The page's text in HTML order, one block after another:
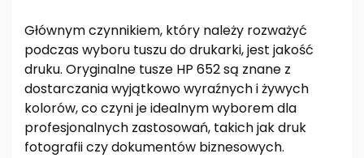
Głównym czynnikiem, który należy rozważyć
podczas wyboru tuszu do drukarki, jest jakość
druku. Oryginalne tusze HP 652 są znane z
dostarczania wyjątkowo wyraźnych i żywych
kolorów, co czyni je idealnym wyborem dla
profesjonalnych zastosowań, takich jak druk
fotografii czy dokumentów biznesowych.